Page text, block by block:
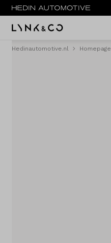
Menu
Hedinautomotive.nl Homepage